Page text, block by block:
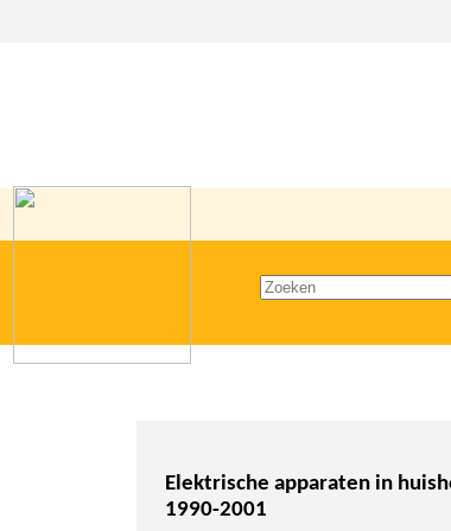
Zoeken
Elektrische apparaten in
1990-2001